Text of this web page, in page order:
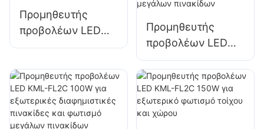
πινακίδες και
φωτισμό μεγάλων
πινακίδων.
Προμηθευτής
προβολέων LED
KML-FL05 300W,
και αποβάθρων
Προμηθευτής
προβολέων LED
KML-FL2C 50W για
εξωτερικές
διαφημιστικές
πινακίδες και